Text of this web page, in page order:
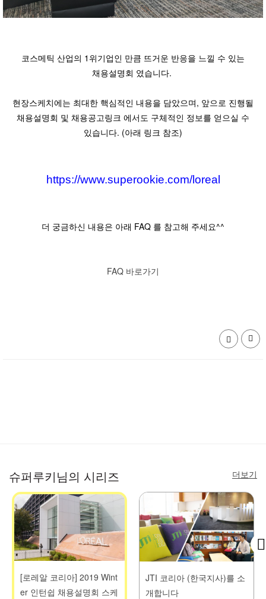
코스메틱 산업의 1위기업인 만큼 뜨거운 반응을 느낄 수 있는
채용설명회 였습니다.
현장스케치에는 최대한 핵심적인 내용을 담았으며, 앞으로 진행될
채용설명회 및 채용공고링크 에서도 구체적인 정보를 얻으실 수
있습니다. (아래 링크 참조)
https://www.superookie.com/loreal
더 궁금하신 내용은 아래 FAQ 를 참고해 주세요^^
FAQ 바로가기
더보기
슈퍼루키님의 시리즈
[로레알 코리아] 2019 Wint
er 인턴쉽 채용설명회 스케
JTI 코리아 (한국지사)를 소
개합니다